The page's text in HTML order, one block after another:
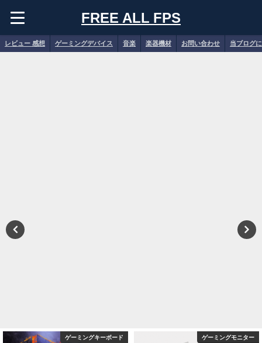
FREE ALL FPS
レビュー 感想 ゲーミングデバイス 音楽 楽器機材 お問い合わせ 当ブログ
ゲーミングキーボード ゲーミングモニター